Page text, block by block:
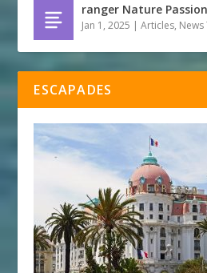
ranger Nature Passion
Jan 1, 2025 |Articles, News
ESCAPADES